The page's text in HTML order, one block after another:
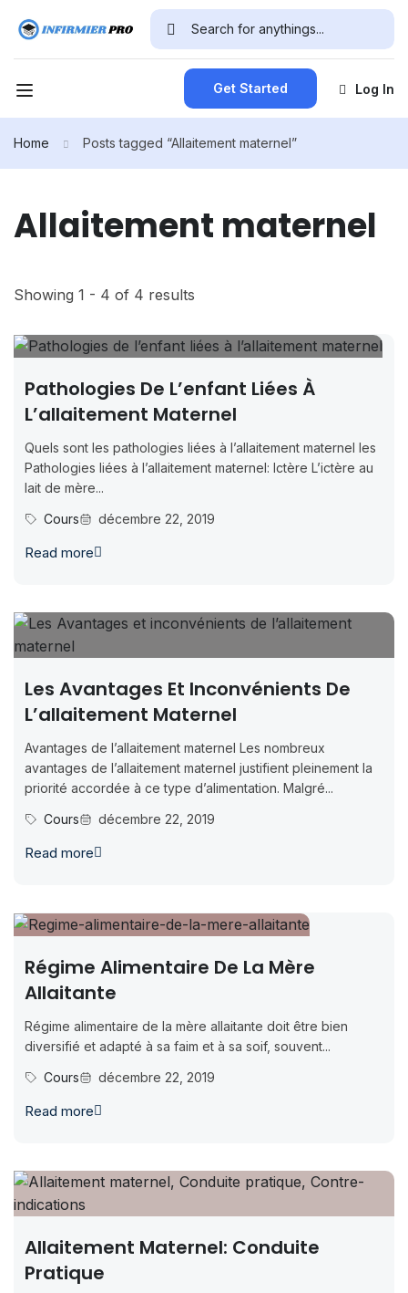
Get Started Log In
Home Posts tagged “Allaitement maternel”
Allaitement maternel
Showing 1 - 4 of 4 results
Pathologies De L’enfant Liées À
L’allaitement Maternel
Quels sont les pathologies liées à l’allaitement maternel les
Pathologies liées à l’allaitement maternel: Ictère L’ictère au
lait de mère...
Cours
décembre 22, 2019
Read more
Les Avantages Et Inconvénients De
L’allaitement Maternel
Avantages de l’allaitement maternel Les nombreux
avantages de l’allaitement maternel justifient pleinement la
priorité accordée à ce type d’alimentation. Malgré...
Cours
décembre 22, 2019
Read more
Régime Alimentaire De La Mère
Allaitante
Régime alimentaire de la mère allaitante doit être bien
diversifié et adapté à sa faim et à sa soif, souvent...
Cours
décembre 22, 2019
Read more
Allaitement Maternel: Conduite
Pratique